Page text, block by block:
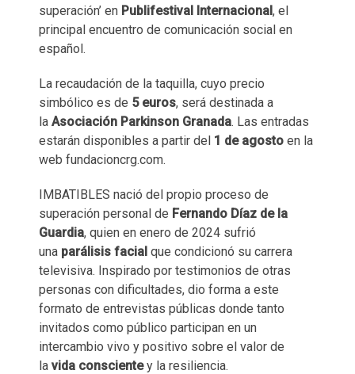
superación’ en Publifestival Internacional, el
principal encuentro de comunicación social en
español.
La recaudación de la taquilla, cuyo precio
simbólico es de 5 euros, será destinada a
la Asociación Parkinson Granada. Las entradas
estarán disponibles a partir del 1 de agosto en la
web fundacioncrg.com.
IMBATIBLES nació del propio proceso de
superación personal de Fernando Díaz de la
Guardia, quien en enero de 2024 sufrió
una parálisis facial que condicionó su carrera
televisiva. Inspirado por testimonios de otras
personas con dificultades, dio forma a este
formato de entrevistas públicas donde tanto
invitados como público participan en un
intercambio vivo y positivo sobre el valor de
la vida conscientey la resiliencia.